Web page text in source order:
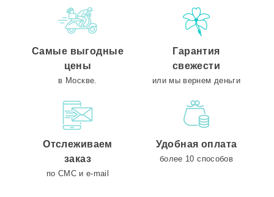
Самые выгодные
цены
в Москве.
Гарантия
свежести
или мы вернем деньги
Отслеживаем
заказ
по СМС и e-mail
Удобная оплата
более 10 способов